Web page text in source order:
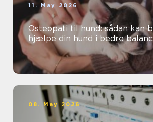
11. May 2026
Osteopati til hund: sådan kan
hjælpe din hund i bedre
08. May 2026